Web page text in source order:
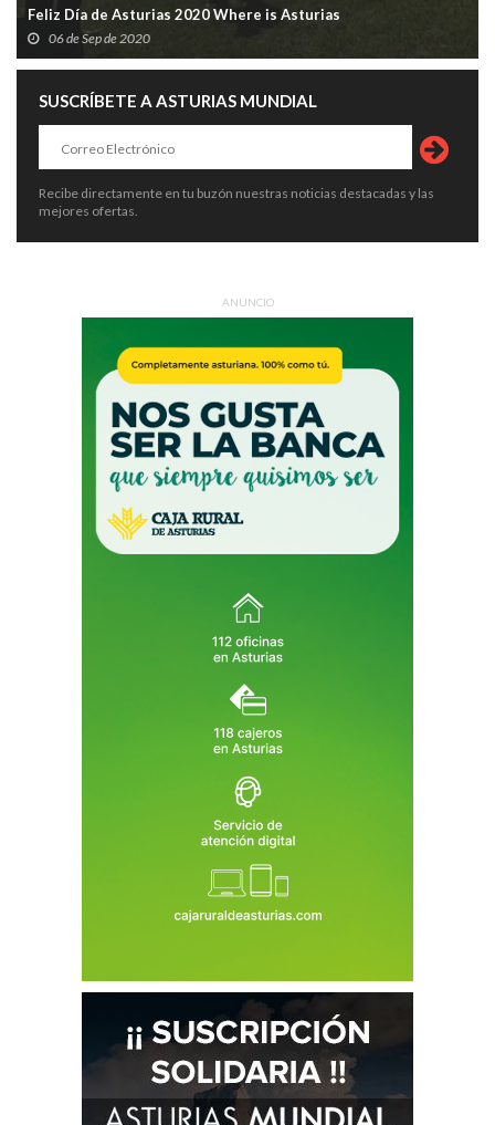
Feliz Día de Asturias 2020 Where is Asturias
06 de Sep de 2020
SUSCRÍBETE A ASTURIAS MUNDIAL
Recibe directamente en tu buzón nuestras noticias destacadas y las
mejores ofertas.
ANUNCIO